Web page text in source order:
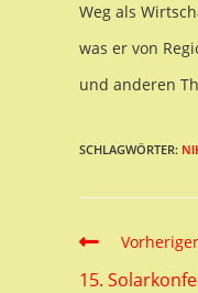
Weg als
was er von
und anderen
SCHLAGWÖRTER:
Read
more
15.